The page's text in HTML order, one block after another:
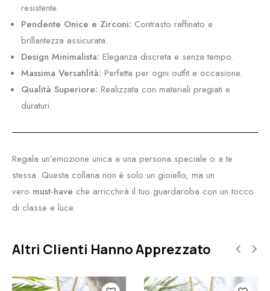
resistente.
Pendente Onice e Zirconi: Contrasto raffinato e
brillantezza assicurata.
Design Minimalista: Eleganza discreta e senza tempo.
Massima Versatilità: Perfetta per ogni outfit e occasione.
Qualità Superiore: Realizzata con materiali pregiati e
duraturi.
Regala un’emozione unica a una persona speciale o a te
stessa. Questa collana non è solo un gioiello, ma un
vero must-have che arricchirà il tuo guardaroba con un tocco
di classe e luce.
Altri Clienti Hanno Apprezzato